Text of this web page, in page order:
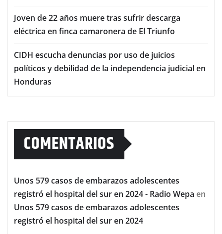
Joven de 22 años muere tras sufrir descarga
eléctrica en finca camaronera de El Triunfo
CIDH escucha denuncias por uso de juicios
políticos y debilidad de la independencia judicial en
Honduras
COMENTARIOS
Unos 579 casos de embarazos adolescentes
registró el hospital del sur en 2024 - Radio Wepa en
Unos 579 casos de embarazos adolescentes
registró el hospital del sur en 2024